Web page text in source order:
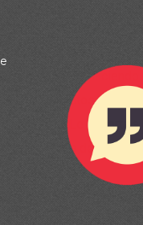
en público. (Mateo
ante el mundo.
lo que estás haciendo
Tus actos
relevante. Le importa a
audiencia de Uno
Que lo que hago